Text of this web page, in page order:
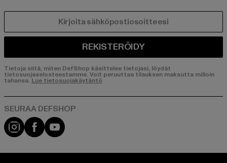
REKISTERÖIDY
Tietoja siitä, miten DefShop käsittelee tietojasi, löydät
tietosuojaselosteestamme. Voit peruuttaa tilauksen maksutta milloin
tahansa. Lue tietosuojakäytäntö
Visit our Instagram page:
Visit our Facebook page:
Visit our YouTube channel: